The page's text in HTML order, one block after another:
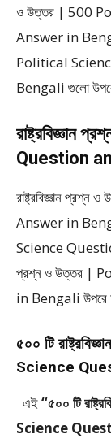
ও উত্তর | 500
Answer in
Political
Bengali গুলো
Question
রাষ্ট্রবিজ্ঞান
Answer in
Science
প্রশ্ন ও উত্তর |
in Bengali উপরে
৫০০ টি
Science
এই“৫০০ টি
Science